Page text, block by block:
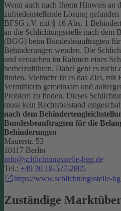
Wenn auch nach Ihrem Hinweis an
zufriedenstellende Lösung
BFSG i.V. mit § 16 Abs. 1
an die Schlichtungsstelle nach dem
(BGG) beim Bundesbeauftragten
Behinderungen wenden. Die
und versuchen im Rahmen eines
herbeizuführen. Dabei geht es
finden. Vielmehr ist es das Ziel, mit
Vermittlerin gemeinsam und
Problem zu finden. Dieses
muss kein Rechtsbeistand
nach dem
Bundesbeauftragten für die
Behinderungen
Mauerstr. 53
10117 Berlin
info@schlichtungsstelle-bgg.de
Tel.: +49 30 18-527-2805
https://www.schlichtungsstelle-
Zuständige